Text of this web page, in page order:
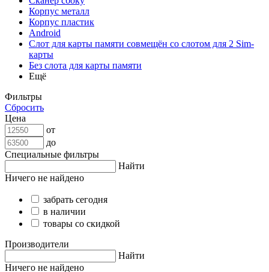
Корпус металл
Корпус пластик
Android
Слот для карты памяти совмещён со слотом для 2 Sim-
карты
Без слота для карты памяти
Ещё
Фильтры
Сбросить
Цена
от
до
Специальные фильтры
Найти
Ничего не найдено
забрать сегодня
в наличии
товары со скидкой
Производители
Найти
Ничего не найдено